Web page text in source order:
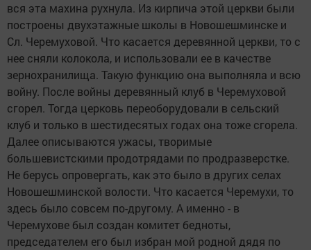
вся эта махина рухнула. Из кирпича этой церкви были
построены двухэтажные школы в Новошешминске и
Сл. Черемуховой. Что касается деревянной церкви, то с
нее сняли колокола, и использовали ее в качестве
зернохранилища. Такую функцию она выполняла и всю
войну. После войны деревянный клуб в Черемуховой
сгорел. Тогда церковь переоборудовали в сельский
клуб и только в шестидесятых годах она тоже сгорела.
Далее описываются ужасы, творимые
большевистскими продотрядами по продразверстке.
Не берусь опровергать, как это было в других селах
Новошешминской волости. Что касается Черемухи, то
здесь было совсем по-другому. А именно - в
Черемухове был создан комитет бедноты,
председателем его был избран мой родной дядя по